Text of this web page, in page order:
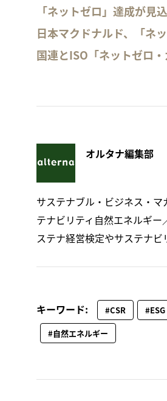
「ネットゼロ」達成が
日本マクドナルド、「ネ
国連とISO「ネットゼロ
オルタナ編集部
サステナブル・ビジネス・
テナビリティ自然エネルギ
ステナ経営検定やサステナビ
キーワード: #CSR #ESG
#自然エネルギー